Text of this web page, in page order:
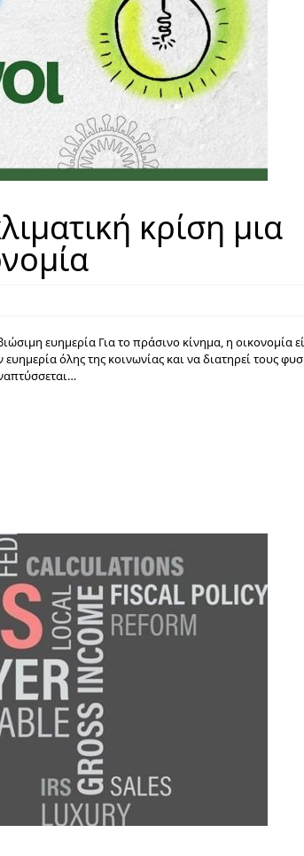
κρίση μια
ευημερία Για το πράσινο κίνημα, η οικονομία
όλης της κοινωνίας και να διατηρεί τους